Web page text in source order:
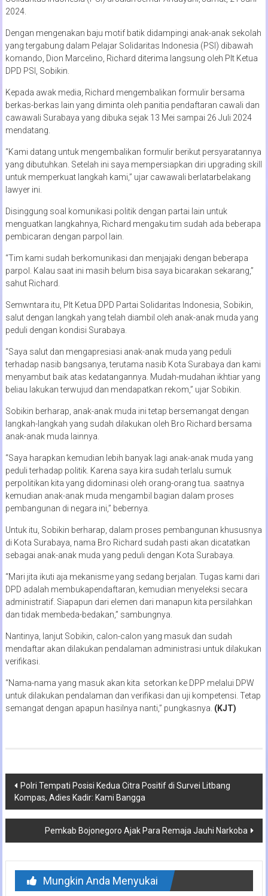
2024.
Dengan mengenakan baju motif batik didampingi anak-anak sekolah
yang tergabung dalam Pelajar Solidaritas Indonesia (PSI) dibawah
komando, Dion Marcelino, Richard diterima langsung oleh Plt Ketua
DPD PSI, Sobikin.
Kepada awak media, Richard mengembalikan formulir bersama
berkas-berkas lain yang diminta oleh panitia pendaftaran cawali dan
cawawali Surabaya yang dibuka sejak 13 Mei sampai 26 Juli 2024
mendatang.
“Kami datang untuk mengembalikan formulir berikut persyaratannya
yang dibutuhkan. Setelah ini saya mempersiapkan diri upgrading skill
untuk memperkuat langkah kami,” ujar cawawali berlatarbelakang
lawyer ini.
Disinggung soal komunikasi politik dengan partai lain untuk
menguatkan langkahnya, Richard mengaku tim sudah ada beberapa
pembicaran dengan parpol lain.
“Tim kami sudah berkomunikasi dan menjajaki dengan beberapa
parpol. Kalau saat ini masih belum bisa saya bicarakan sekarang,”
sahut Richard.
Semwntara itu, Plt Ketua DPD Partai Solidaritas Indonesia, Sobikin,
salut dengan langkah yang telah diambil oleh anak-anak muda yang
peduli dengan kondisi Surabaya.
“Saya salut dan mengapresiasi anak-anak muda yang peduli
terhadap nasib bangsanya, terutama nasib Kota Surabaya dan kami
menyambut baik atas kedatangannya. Mudah-mudahan ikhtiar yang
beliau lakukan terwujud dan mendapatkan rekom,” ujar Sobikin.
Sobikin berharap, anak-anak muda ini tetap bersemangat dengan
langkah-langkah yang sudah dilakukan oleh Bro Richard bersama
anak-anak muda lainnya.
“Saya harapkan kemudian lebih banyak lagi anak-anak muda yang
peduli terhadap politik. Karena saya kira sudah terlalu sumuk
perpolitikan kita yang didominasi oleh orang-orang tua. saatnya
kemudian anak-anak muda mengambil bagian dalam proses
pembangunan di negara ini,” bebernya.
Untuk itu, Sobikin berharap, dalam proses pembangunan khususnya
di Kota Surabaya, nama Bro Richard sudah pasti akan dicatatkan
sebagai anak-anak muda yang peduli dengan Kota Surabaya.
“Mari jita ikuti aja mekanisme yang sedang berjalan. Tugas kami dari
DPD adalah membukapendaftaran, kemudian menyeleksi secara
administratif. Siapapun dari elemen dari manapun kita persilahkan
dan tidak membeda-bedakan,” sambungnya.
Nantinya, lanjut Sobikin, calon-calon yang masuk dan sudah
mendaftar akan dilakukan pendalaman administrasi untuk dilakukan
verifikasi.
“Nama-nama yang masuk akan kita setorkan ke DPP melalui DPW
untuk dilakukan pendalaman dan verifikasi dan uji kompetensi. Tetap
semangat dengan apapun hasilnya nanti,” pungkasnya. (KJT)
Navigasi
pos
Polri Tempati Posisi Kedua Citra Positif di Survei Litbang
Kompas, Adies Kadir: Kami Bangga
Pemkab Bojonegoro Ajak Para Remaja Jauhi Narkoba
Mungkin Anda Menyukai